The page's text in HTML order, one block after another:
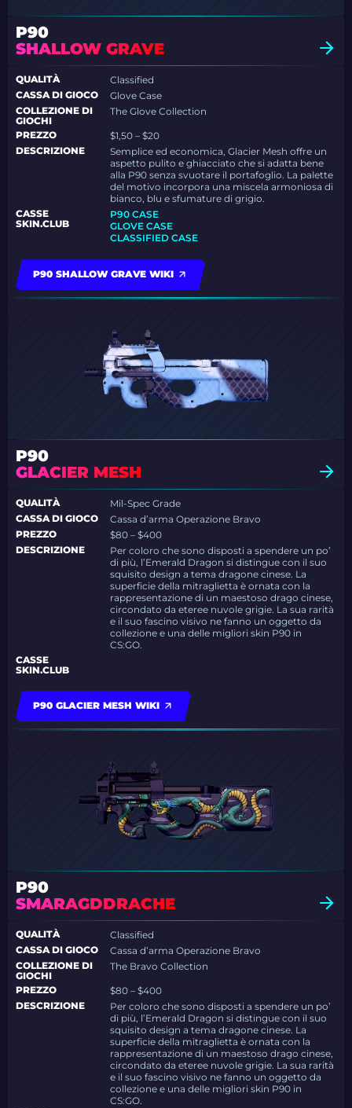
P90
SHALLOW GRAVE
QUALITÀ
Classified
CASSA DI GIOCO
Glove Case
COLLEZIONE DI
GIOCHI
The Glove Collection
PREZZO
$1,50 – $20
DESCRIZIONE
Semplice ed economica, Glacier Mesh offre un
aspetto pulito e ghiacciato che si adatta bene
alla P90 senza svuotare il portafoglio. La palette
del motivo incorpora una miscela armoniosa di
bianco, blu e sfumature di grigio.
CASSE
SKIN.CLUB
P90 CASE
GLOVE CASE
CLASSIFIED CASE
P90 SHALLOW GRAVE WIKI
P90
GLACIER MESH
QUALITÀ
Mil-Spec Grade
CASSA DI GIOCO
Cassa d’arma Operazione Bravo
PREZZO
$80 – $400
DESCRIZIONE
Per coloro che sono disposti a spendere un po’
di più, l’Emerald Dragon si distingue con il suo
squisito design a tema dragone cinese. La
superficie della mitraglietta è ornata con la
rappresentazione di un maestoso drago cinese,
circondato da eteree nuvole grigie. La sua rarità
e il suo fascino visivo ne fanno un oggetto da
collezione e una delle migliori skin P90 in
CS:GO.
CASSE
SKIN.CLUB
P90 GLACIER MESH WIKI
P90
SMARAGDDRACHE
QUALITÀ
Classified
CASSA DI GIOCO
Cassa d’arma Operazione Bravo
COLLEZIONE DI
GIOCHI
The Bravo Collection
PREZZO
$80 – $400
DESCRIZIONE
Per coloro che sono disposti a spendere un po’
di più, l’Emerald Dragon si distingue con il suo
squisito design a tema dragone cinese. La
superficie della mitraglietta è ornata con la
rappresentazione di un maestoso drago cinese,
circondato da eteree nuvole grigie. La sua rarità
e il suo fascino visivo ne fanno un oggetto da
collezione e una delle migliori skin P90 in
CS:GO.